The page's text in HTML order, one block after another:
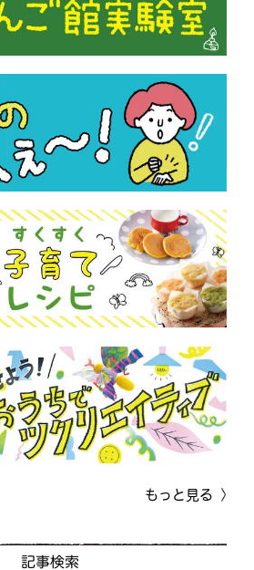
もっと見る
記事検索